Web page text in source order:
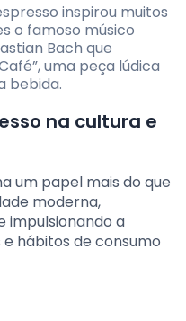
inspirou muitos
o famoso músico
Bach que
uma peça lúdica
bebida.
na cultura e
um papel mais do que
moderna,
impulsionando a
hábitos de consumo